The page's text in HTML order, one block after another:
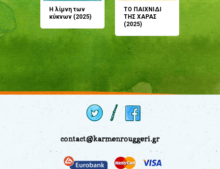
Η λίμνη των
κύκνων (2025)
ΤΟ ΠΑΙΧΝΙΔΙ
ΤΗΣ ΧΑΡΑΣ
(2025)
μου;
(2024)
contact@karmenrouggeri.gr